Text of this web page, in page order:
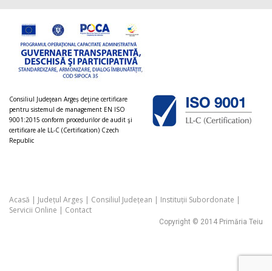
Consiliul Judeţean Argeș deţine certificare
pentru sistemul de management EN ISO
9001:2015 conform procedurilor de audit şi
certificare ale LL-C (Certification) Czech
Republic
Acasă | Județul Argeș | Consiliul Județean | Instituții Subordonate |
Servicii Online | Contact
Copyright © 2014 Primăria Teiu